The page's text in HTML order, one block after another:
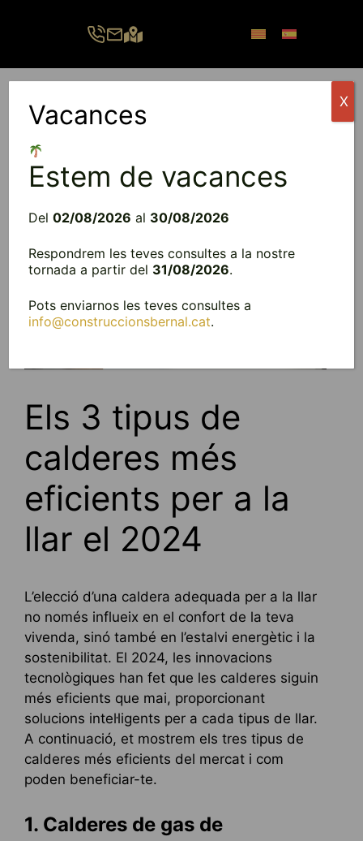
Els 3 tipus de
calderes més
eficients per a la
llar el 2024
L’elecció d’una caldera adequada per a la llar
no només influeix en el confort de la teva
vivenda, sinó també en l’estalvi energètic i la
sostenibilitat. El 2024, les innovacions
tecnològiques han fet que les calderes siguin
més eficients que mai, proporcionant
solucions intel·ligents per a cada tipus de llar.
A continuació, et mostrem els tres tipus de
calderes més eficients del mercat i com
poden beneficiar-te.
1. Calderes de gas de
Vacances
Estem de vacances
Del02/08/2026 al 30/08/2026
Respondrem les teves consultes a la nostre
tornada a partir del 31/08/2026.
Pots enviarnos les teves consultes a
info@construccionsbernal.cat.
X